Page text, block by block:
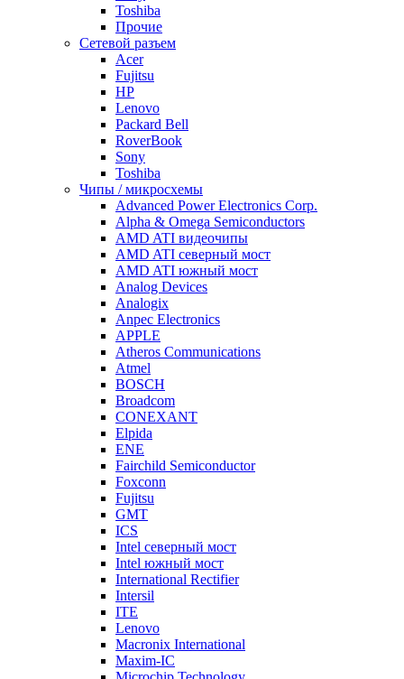
Toshiba
Прочие
Сетевой разъем
Acer
Fujitsu
HP
Lenovo
Packard Bell
RoverBook
Sony
Toshiba
Чипы / микросхемы
Advanced Power Electronics Corp.
Alpha & Omega Semiconductors
AMD ATI видеочипы
AMD ATI северный мост
AMD ATI южный мост
Analog Devices
Analogix
Anpec Electronics
APPLE
Atheros Communications
Atmel
BOSCH
Broadcom
CONEXANT
Elpida
ENE
Fairchild Semiconductor
Foxconn
Fujitsu
GMT
ICS
Intel северный мост
Intel южный мост
International Rectifier
Intersil
ITE
Lenovo
Macronix International
Maxim-IC